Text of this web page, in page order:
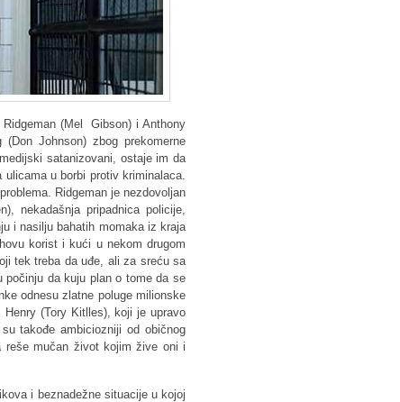
(Mel Gibson) i Anthony
Johnson) zbog prekomerne
satanizovani, ostaje im da
u borbi protiv kriminalaca.
Ridgeman je nezdovoljan
nekadašnja pripadnica policije,
i nasilju bahatih momaka iz kraja
korist i kući u nekom drugom
tek treba da uđe, ali za sreću sa
počinju da kuju plan o tome da se
odnesu zlatne poluge milionske
(Tory Kitlles), koji je upravo
takođe ambiciozniji od običnog
reše mučan život kojim žive oni i
i beznadežne situacije u kojoj